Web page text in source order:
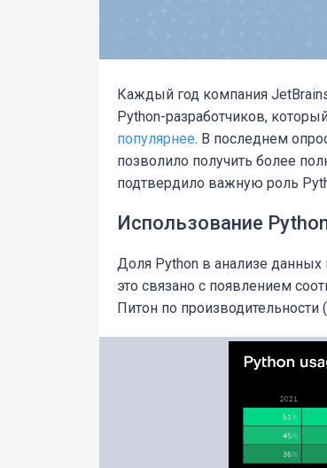
Каждый год компания
Python-разработчиков,
популярнее. В последнем
позволило получить более
подтвердило важную роль
Использование
Доля Python в анализе
это связано с появлением
Питон по